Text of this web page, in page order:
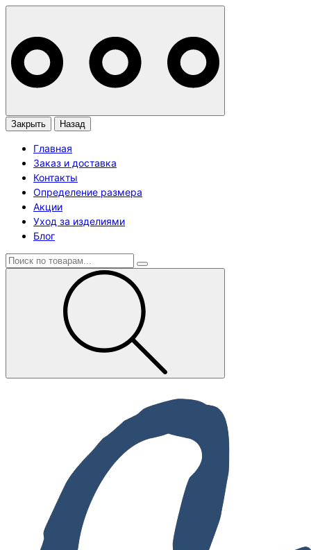
Закрыть Назад
Главная
Заказ и доставка
Контакты
Определение размера
Акции
Уход за изделиями
Блог